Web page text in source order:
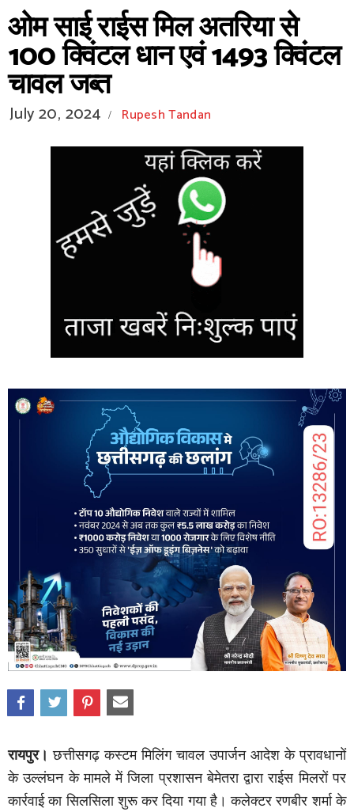
ओम साई राईस मिल अतरिया से
100 क्विंटल धान एवं 1493 क्विंटल
चावल जब्त
July 20, 2024 / Rupesh Tandan
रायपुर। छत्तीसगढ़ कस्टम मिलिंग चावल उपार्जन आदेश के प्रावधानों
के उल्लंघन के मामले में जिला प्रशासन बेमेतरा द्वारा राईस मिलरों पर
कार्रवाई का सिलसिला शुरू कर दिया गया है। कलेक्टर रणबीर शर्मा के